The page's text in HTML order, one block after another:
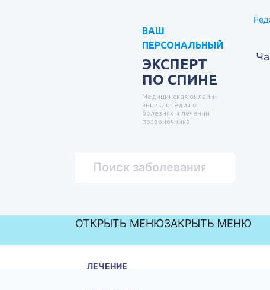
ВАШ
ПЕРСОНАЛЬНЫЙ
ЭКСПЕРТ
ПО СПИНЕ
Медицинская онлайн-
энциклопедия о
болезнях и лечении
позвоночника
ОТКРЫТЬ МЕНЮЗАКРЫТЬ МЕНЮ
ЛЕЧЕНИЕ